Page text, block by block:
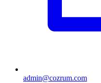
admin@cozrum.com